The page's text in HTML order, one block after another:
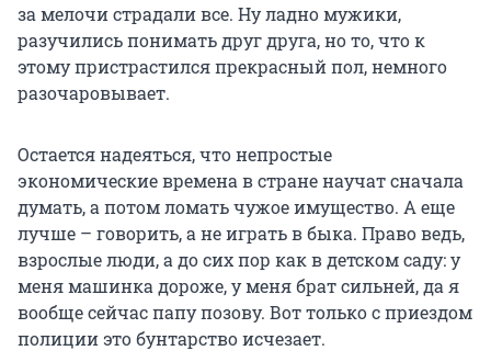
за мелочи страдали все. Ну ладно мужики,
разучились понимать друг друга, но то, что к
этому пристрастился прекрасный пол, немного
разочаровывает.
Остается надеяться, что непростые
экономические времена в стране научат сначала
думать, а потом ломать чужое имущество. А еще
лучше – говорить, а не играть в быка. Право ведь,
взрослые люди, а до сих пор как в детском саду: у
меня машинка дороже, у меня брат сильней, да я
вообще сейчас папу позову. Вот только с приездом
полиции это бунтарство исчезает.